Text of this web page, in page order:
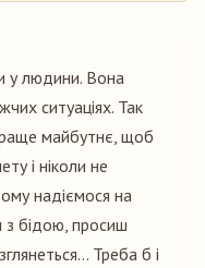
у людини. Вона
ситуаціях. Так
майбутнє, щоб
і ніколи не
надіємося на
з бідою, просиш
Треба б і